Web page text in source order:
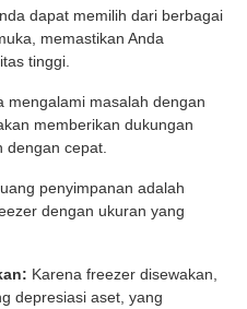
dapat memilih dari berbagai
memastikan Anda
tinggi.
mengalami masalah dengan
memberikan dukungan
dengan cepat.
penyimpanan adalah
dengan ukuran yang
Karena freezer disewakan,
depresiasi aset, yang